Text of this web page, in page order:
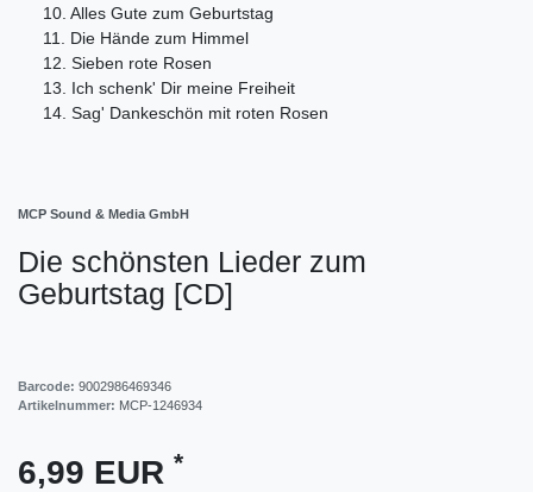
10. Alles Gute zum Geburtstag
11. Die Hände zum Himmel
12. Sieben rote Rosen
13. Ich schenk' Dir meine Freiheit
14. Sag' Dankeschön mit roten Rosen
MCP Sound & Media GmbH
Die schönsten Lieder zum
Geburtstag [CD]
Barcode: 9002986469346
Artikelnummer: MCP-1246934
6,99 EUR *